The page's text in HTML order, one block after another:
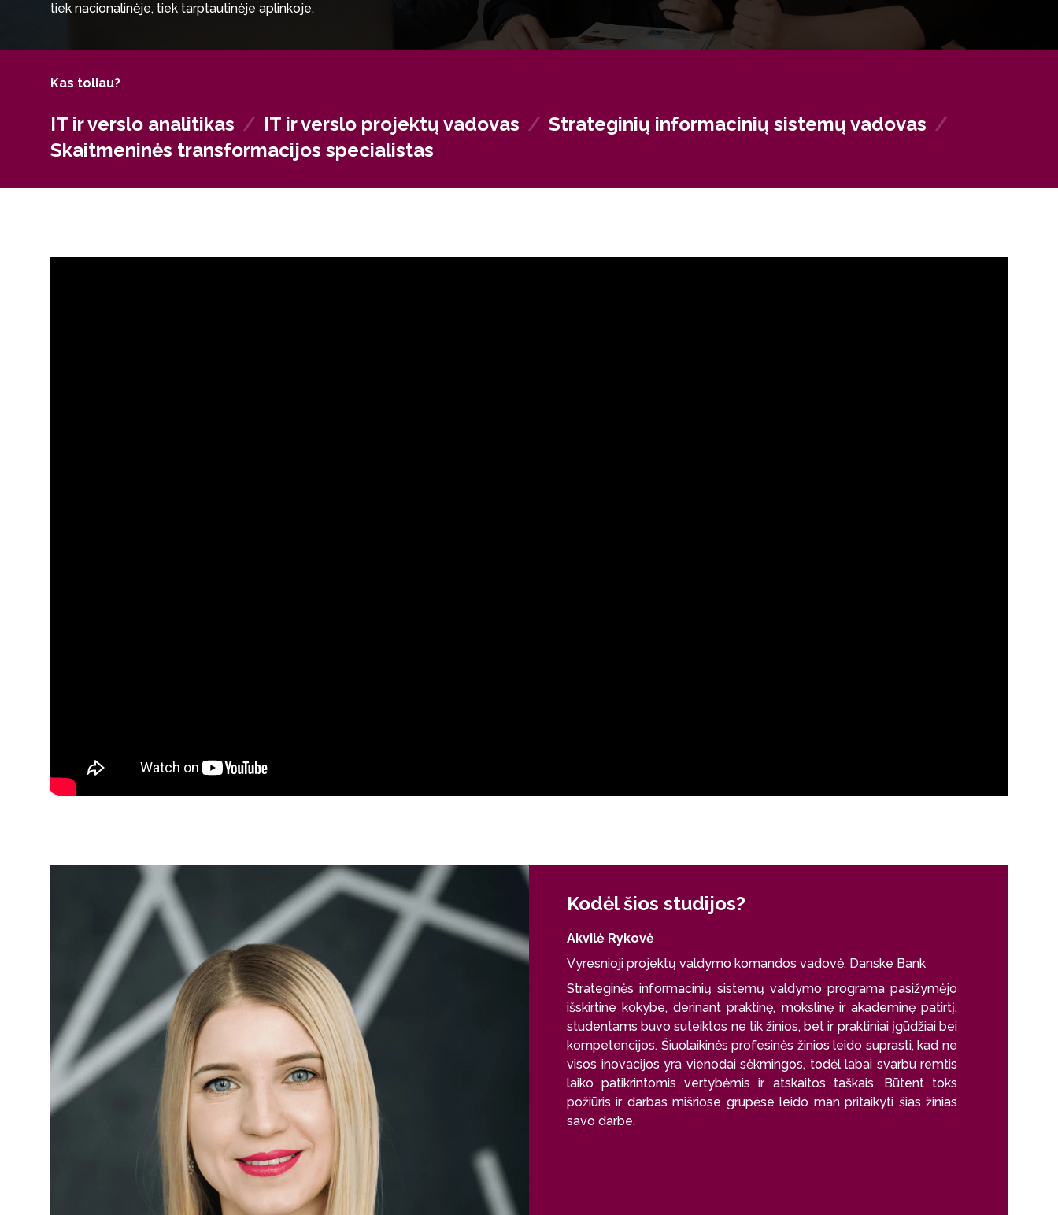
tiek nacionalinėje, tiek tarptautinėje aplinkoje.
Kas toliau?
IT ir verslo analitikas / IT ir verslo projektų vadovas / Strateginių informacinių sistemų vadovas /
Skaitmeninės transformacijos specialistas
Kodėl šios studijos?
Akvilė Rykovė
Vyresnioji projektų valdymo komandos vadovė, Danske Bank
Strateginės informacinių sistemų valdymo programa pasižymėjo
išskirtine kokybe, derinant praktinę, mokslinę ir akademinę patirtį,
studentams buvo suteiktos ne tik žinios, bet ir praktiniai įgūdžiai bei
kompetencijos. Šiuolaikinės profesinės žinios leido suprasti, kad ne
visos inovacijos yra vienodai sėkmingos, todėl labai svarbu remtis
laiko patikrintomis vertybėmis ir atskaitos taškais. Būtent toks
požiūris ir darbas mišriose grupėse leido man pritaikyti šias žinias
savo darbe.